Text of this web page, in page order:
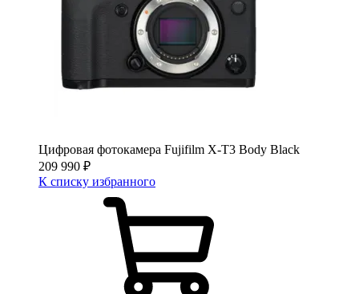
Цифровая фотокамера Fujifilm X-T3 Body Black
209 990 ₽
К списку избранного